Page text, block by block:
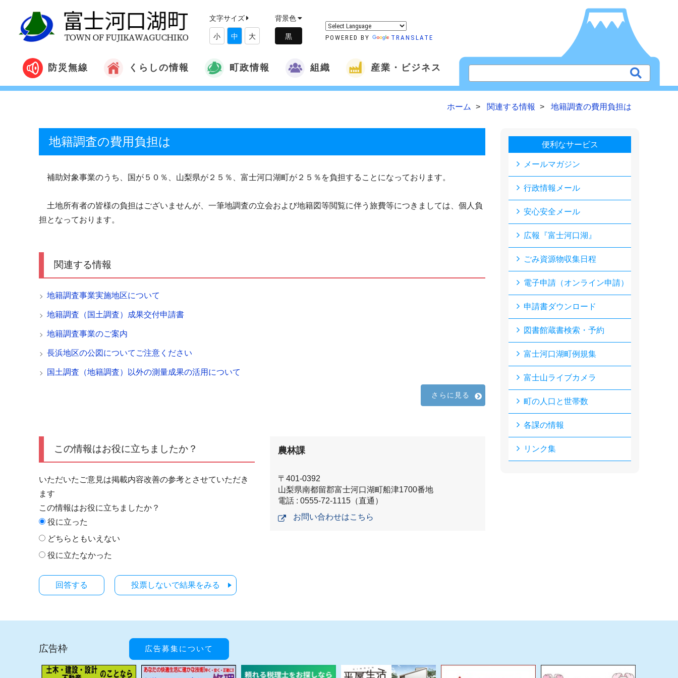
文字サイズ
小 中 大
背景色
POWERED BY TRANSLATE
防災無線 くらしの情報 町政情報 組織 産業・ビジネス
ホーム 関連する情報 地籍調査の費用負担は
地籍調査の費用負担は
補助対象事業のうち、国が５０％、山梨県が２５％、富士河口湖町が２５％を負担することになっております。
土地所有者の皆様の負担はございませんが、一筆地調査の立会および地籍図等閲覧に伴う旅費等につきましては、個人負
担となっております。
関連する情報
地籍調査事業実施地区について
地籍調査（国土調査）成果交付申請書
地籍調査事業のご案内
長浜地区の公図についてご注意ください
国土調査（地籍調査）以外の測量成果の活用について
さらに見る
この情報はお役に立ちましたか？
いただいたご意見は掲載内容改善の参考とさせていただき
ます
この情報はお役に立ちましたか？
役に立った
どちらともいえない
役に立たなかった
投票しないで結果をみる
農林課
〒401-0392
山梨県南都留郡富士河口湖町船津1700番地
電話 : 0555-72-1115（直通）
お問い合わせはこちら
便利なサービス
メールマガジン
行政情報メール
安心安全メール
広報『富士河口湖』
ごみ資源物収集日程
電子申請（オンライン申請）
申請書ダウンロード
図書館蔵書検索・予約
富士河口湖町例規集
富士山ライブカメラ
町の人口と世帯数
各課の情報
リンク集
広告枠 広告募集について